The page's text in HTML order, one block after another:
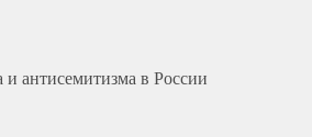
антисемитизма в России